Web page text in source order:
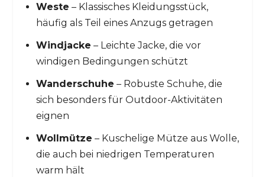
Weste – Klassisches Kleidungsstück,
häufig als Teil eines Anzugs getragen
Windjacke – Leichte Jacke, die vor
windigen Bedingungen schützt
Wanderschuhe – Robuste Schuhe, die
sich besonders für Outdoor-Aktivitäten
eignen
Wollmütze – Kuschelige Mütze aus Wolle,
die auch bei niedrigen Temperaturen
warm hält